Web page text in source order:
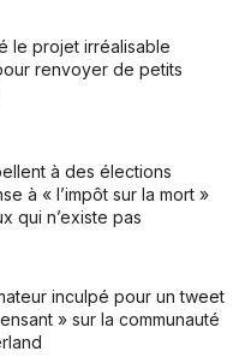
le projet irréalisable
renvoyer de petits
à des élections
à « l’impôt sur la mort »
qui n’existe pas
inculpé pour un tweet
» sur la communauté